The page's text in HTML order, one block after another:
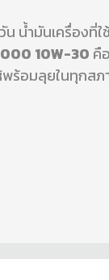
น้ำมันเครื่องที่ใ
10W-30 คื
ร้อมลุยในทุกส